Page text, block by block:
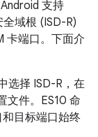
支持
域根 (ISD-R)
卡端口。下面介
选择 ISD-R，在
文件。ES10 命
目标端口始终